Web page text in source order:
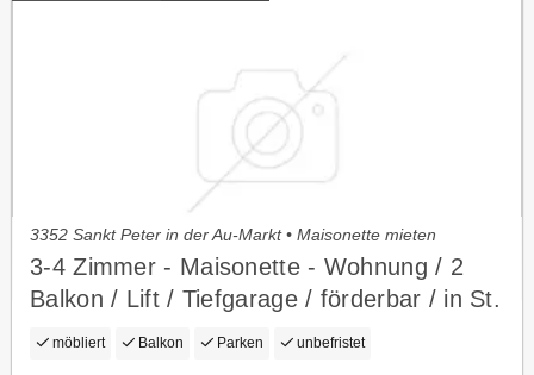
3352 Sankt Peter in der Au-Markt • Maisonette mieten
3-4 Zimmer - Maisonette - Wohnung / 2
Balkon / Lift / Tiefgarage / förderbar / in St.
Peter in der Au
möbliert Balkon Parken unbefristet